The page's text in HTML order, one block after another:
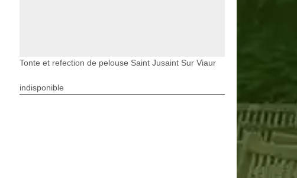
Tonte et refection de pelouse Saint Jusaint Sur Viaur
indisponible